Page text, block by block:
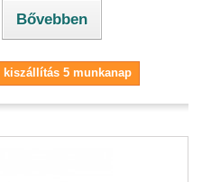
Bővebben
kiszállítás 5 munkanap